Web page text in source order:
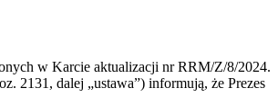
w Karcie aktualizacji nr RRM/Z/8/2024.
2131, dalej „ustawa”) informują, że Prezes